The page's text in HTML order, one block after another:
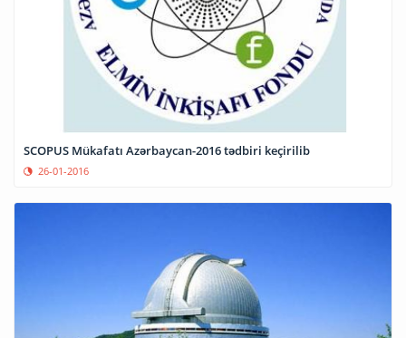
SCOPUS Mükafatı Azərbaycan-2016 tədbiri keçirilib
26-01-2016